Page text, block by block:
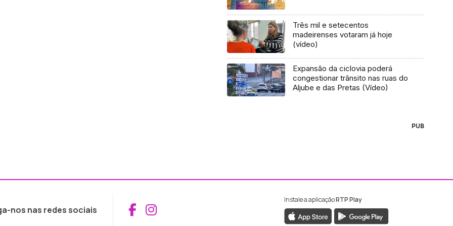
Três mil e setecentos
madeirenses votaram já hoje
(vídeo)
Expansão da ciclovia poderá
congestionar trânsito nas ruas do
Aljube e das Pretas (Vídeo)
PUB
nos nas redes sociais Aceder ao Facebook da RTP Madeira
Aceder ao Instagram da RTP Madeira
Instale a aplicaçãoRTP Play